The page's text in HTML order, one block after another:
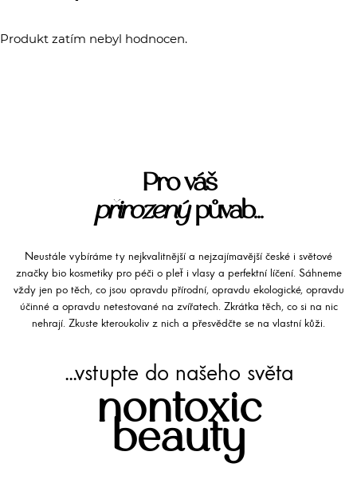
Produkt zatím nebyl hodnocen.
Pro váš
přirozenýpůvab...
Neustále vybíráme ty nejkvalitnější a nejzajímavější české i světové
značky bio kosmetiky pro péči o pleť i vlasy a perfektní líčení. Sáhneme
vždy jen po těch, co jsou opravdu přírodní, opravdu ekologické, opravdu
účinné a opravdu netestované na zvířatech. Zkrátka těch, co si na nic
nehrají. Zkuste kteroukoliv z nich a přesvědčte se na vlastní kůži.
...vstupte do našeho světa
nontoxic
beauty